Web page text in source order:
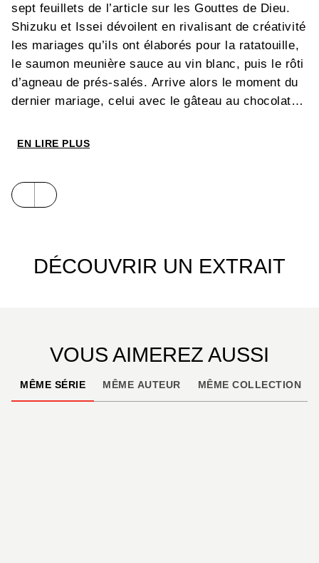
sept feuillets de l’article sur les Gouttes de Dieu.
Shizuku et Issei dévoilent en rivalisant de créativité
les mariages qu’ils ont élaborés pour la ratatouille,
le saumon meunière sauce au vin blanc, puis le rôti
d’agneau de prés-salés. Arrive alors le moment du
dernier mariage, celui avec le gâteau au chocolat…
EN LIRE PLUS
DÉCOUVRIR UN EXTRAIT
VOUS AIMEREZ AUSSI
MÊME SÉRIE MÊME AUTEUR MÊME COLLECTION